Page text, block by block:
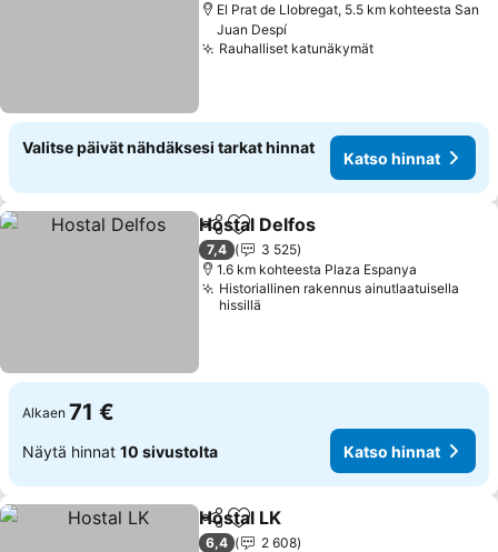
El Prat de Llobregat, 5.5 km kohteesta San
Juan Despí
Rauhalliset katunäkymätKatso hinnat
Valitse päivät nähdäksesi tarkat hinnat
Katso hinnat
Jaa Lisää suosikkeihin
Hostal Delfos
7,4
3 525
1.6 km kohteesta Plaza Espanya
Historiallinen rakennus ainutlaatuisella
hissillä
Alkaen 71 €
Näytä hinnat 10 sivustolta Katso hinnat
Jaa Lisää suosikkeihin
Hostal LK
6,4
2 608